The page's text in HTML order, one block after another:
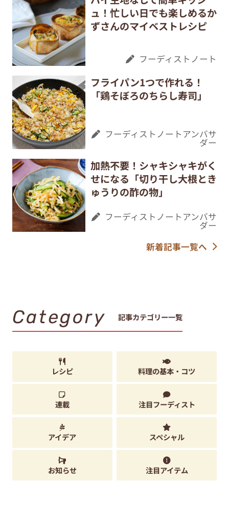
ュ！忙しい日でも楽しめるか
ずさんのマイベストレシピ
フーディストノート
フライパン1つで作れる！
「鶏そぼろのちらし寿司」
フーディストノートアンバサ
ダー
加熱不要！シャキシャキがく
せになる「切り干し大根とき
ゅうりの酢の物」
フーディストノートアンバサ
ダー
新着記事一覧へ
Category 記事カテゴリー一覧
レシピ 料理の基本・コツ
連載 注目フーディスト
アイデア スペシャル
お知らせ 注目アイテム